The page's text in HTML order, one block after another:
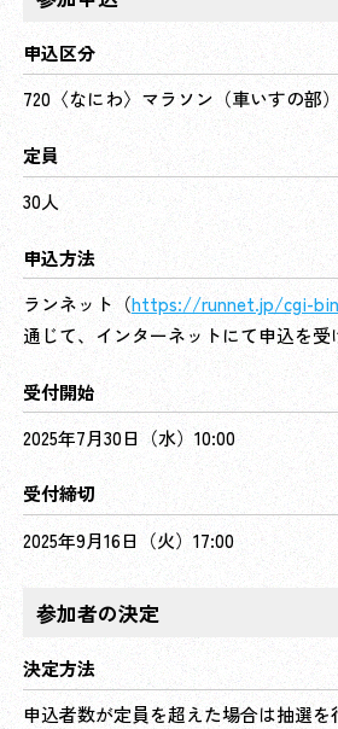
申込区分
720〈なにわ〉マラソン（車いすの部）
定員
30人
申込方法
ランネット（https://runnet.jp/cgi-
通じて、インターネットにて申込を受
受付開始
2025年7月30日（水）10:00
受付締切
2025年9月16日（火）17:00
参加者の決定
決定方法
申込者数が定員を超えた場合は抽選